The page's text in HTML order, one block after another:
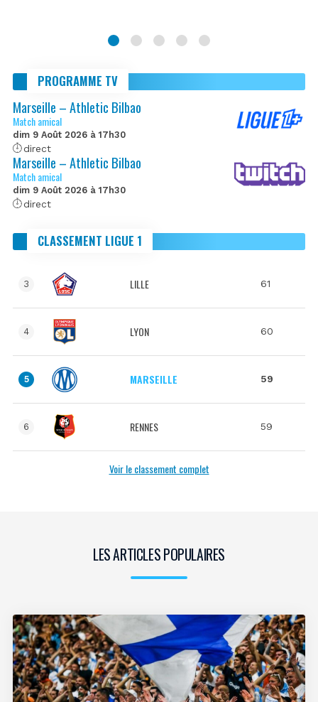
PROGRAMME TV
Marseille – Athletic Bilbao
Match amical
dim 9 Août 2026 à 17h30
direct
Marseille – Athletic Bilbao
Match amical
dim 9 Août 2026 à 17h30
direct
CLASSEMENT LIGUE 1
3 LILLE 61
4 LYON 60
5 MARSEILLE 59
6 RENNES 59
Voir le classement complet
LES ARTICLES POPULAIRES